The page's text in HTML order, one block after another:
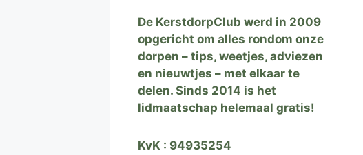
De KerstdorpClub werd in 2009
opgericht om alles rondom onze
dorpen – tips, weetjes, adviezen
en nieuwtjes – met elkaar te
delen. Sinds 2014 is het
lidmaatschap helemaal gratis!
KvK : 94935254